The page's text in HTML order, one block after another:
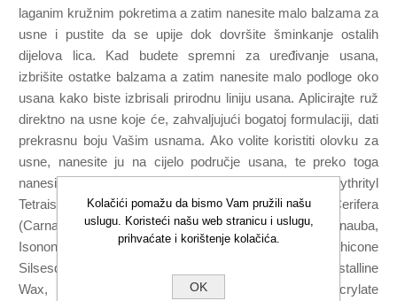
laganim kružnim pokretima a zatim nanesite malo balzama za
usne i pustite da se upije dok dovršite šminkanje ostalih
dijelova lica. Kad budete spremni za uređivanje usana,
izbrišite ostatke balzama a zatim nanesite malo podloge oko
usana kako biste izbrisali prirodnu liniju usana. Aplicirajte ruž
direktno na usne koje će, zahvaljujući bogatoj formulaciji, dati
prekrasnu boju Vašim usnama. Ako volite koristiti olovku za
usne, nanesite ju na cijelo područje usana, te preko toga
nanesite ruž. SASTOJCI: Phenyl Trimethicone, Pentaerythrityl
Tetraisostearate, Triethylhexanoin, Copernicia Cerifera
(Carnauba) Wax/Copernicia Cerifera Cera/Cire De Carnauba,
Isononyl Isononanoate, Vinyl Dimethicone/Methicone
Silsesquioxane Crosspolymer, Hydrogenated Microcrystalline
Wax, Mica, Dimethicone, Silica, Methyl Methacrylate
Kolačići pomažu da bismo Vam pružili našu
uslugu. Koristeći našu web stranicu i uslugu,
prihvaćate i korištenje kolačića.
OK